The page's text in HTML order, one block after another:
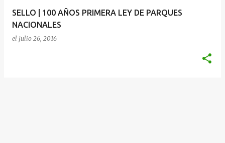
SELLO | 100 AÑOS PRIMERA LEY DE PARQUES
NACIONALES
el julio 26, 2016